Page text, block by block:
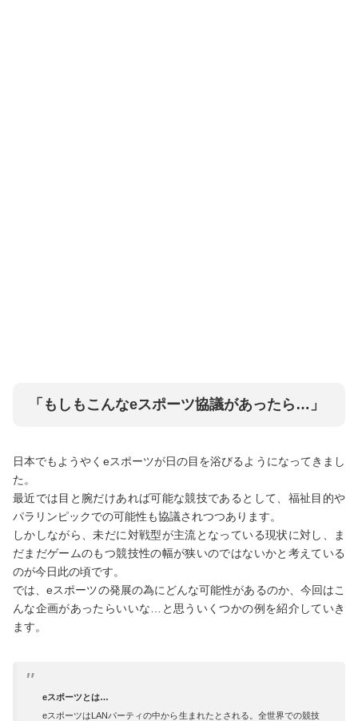
「もしもこんなeスポーツ協議があったら…」
日本でもようやくeスポーツが日の目を浴びるようになってきまし
た。
最近では目と腕だけあれば可能な競技であるとして、福祉目的や
パラリンピックでの可能性も協議されつつあります。
しかしながら、未だに対戦型が主流となっている現状に対し、ま
だまだゲームのもつ競技性の幅が狭いのではないかと考えている
のが今日此の頃です。
では、eスポーツの発展の為にどんな可能性があるのか、今回はこ
んな企画があったらいいな…と思ういくつかの例を紹介していき
ます。
eスポーツとは…
eスポーツはLANパーティの中から生まれたとされる。全世界での競技